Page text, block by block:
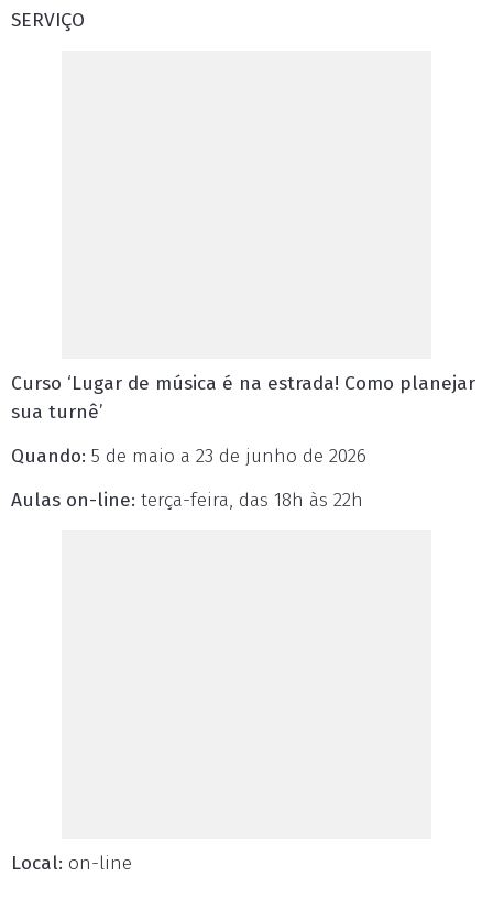
SERVIÇO
Curso ‘Lugar de música é na estrada! Como planejar
sua turnê’
Quando: 5 de maio a 23 de junho de 2026
Aulas on-line: terça-feira, das 18h às 22h
Local: on-line